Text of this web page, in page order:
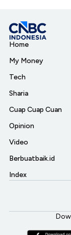
Home
My Money
Tech
Sharia
Cuap Cuap Cuan
Opinion
Video
Berbuatbaik.id
Index